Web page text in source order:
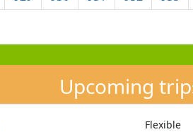
Upcoming
Flexible